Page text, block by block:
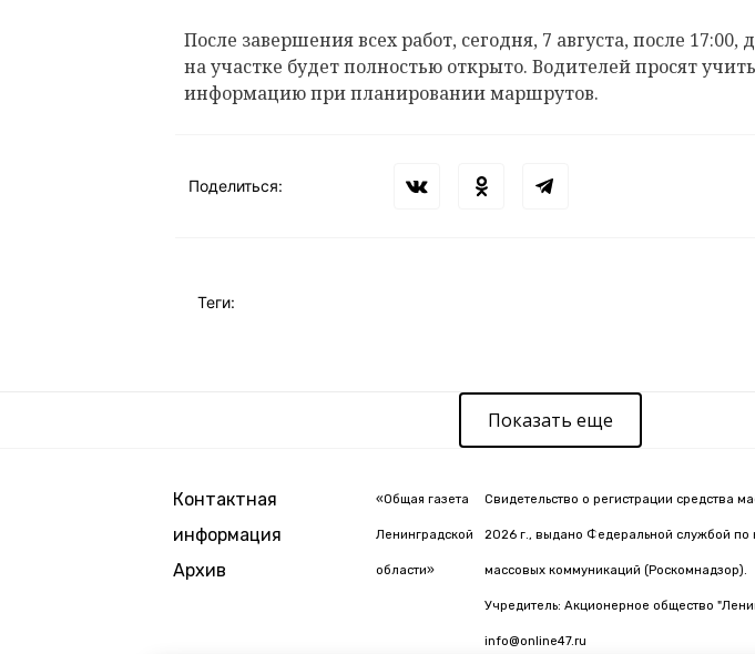
После завершения всех работ, сегодня, 7 августа, после 17:00,
на участке будет полностью открыто. Водителей просят
информацию при планировании маршрутов.
Поделиться:
Теги:
Показать еще
Контактная
информация
Архив
«Общая газета
Ленинградской
области»
Свидетельство о регистрации средства
2026 г., выдано Федеральной службой по
массовых коммуникаций (Роскомнадзор).
Учредитель: Акционерное общество
info@online47.ru